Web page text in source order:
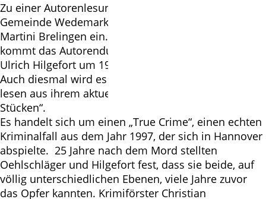
Zu einer Autorenlesung laden der Seniorenbeirat der
Gemeinde Wedemark und die Kirchengemeinde St.
Martini Brelingen ein. Am Freitag, 21. Februar,
kommt das Autorenduo Christian Oehlschläger und
Ulrich Hilgefort um 19 Uhr in die Brelinger Kirche.
Auch diesmal wird es spannend. Die beiden Autoren
lesen aus ihrem aktuellen Krimi „Mord in sieben
Stücken“.
Es handelt sich um einen „True Crime“, einen echten
Kriminalfall aus dem Jahr 1997, der sich in Hannover
abspielte. 25 Jahre nach dem Mord stellten
Oehlschläger und Hilgefort fest, dass sie beide, auf
völlig unterschiedlichen Ebenen, viele Jahre zuvor
das Opfer kannten. Krimiförster Christian